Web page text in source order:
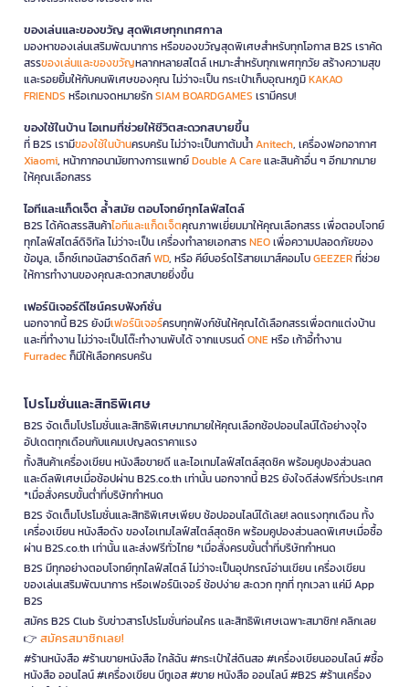
ของเล่นและของขวัญ สุดพิเศษทุกเทศกาล
มองหาของเล่นเสริมพัฒนาการ หรือของขวัญสุดพิเศษสำหรับทุกโอกาส B2S เราคัด
สรรของเล่นและของขวัญหลากหลายสไตล์ เหมาะสำหรับทุกเพศทุกวัย สร้างความสุข
และรอยยิ้มให้กับคนพิเศษของคุณ ไม่ว่าจะเป็น กระเป๋าเก็บอุณหภูมิKAKAO
FRIENDS หรือเกมจดหมายรักSIAM BOARDGAMES เรามีครบ!
ของใช้ในบ้าน ไอเทมที่ช่วยให้ชีวิตสะดวกสบายขึ้น
ที่ B2S เรามีของใช้ในบ้านครบครัน ไม่ว่าจะเป็นกาต้มน้ำAnitech, เครื่องฟอกอากาศ
Xiaomi, หน้ากากอนามัยทางการแพทย์Double A Careและสินค้าอื่น ๆ อีกมากมาย
ให้คุณเลือกสรร
ไอทีและแก็ดเจ็ต ล้ำสมัย ตอบโจทย์ทุกไลฟ์สไตล์
B2S ได้คัดสรรสินค้าไอทีและแก็ดเจ็ตคุณภาพเยี่ยมมาให้คุณเลือกสรร เพื่อตอบโจทย์
ทุกไลฟ์สไตล์ดิจิทัล ไม่ว่าจะเป็น เครื่องทำลายเอกสารNEOเพื่อความปลอดภัยของ
ข้อมูล, เอ็กซ์เทอนัลฮาร์ดดิสก์WD, หรือ คีย์บอร์ดไร้สายเมาส์คอมโบGEEZERที่ช่วย
ให้การทำงานของคุณสะดวกสบายยิ่งขึ้น
เฟอร์นิเจอร์ดีไซน์ครบฟังก์ชั่น
นอกจากนี้ B2S ยังมีเฟอร์นิเจอร์ครบทุกฟังก์ชันให้คุณได้เลือกสรรเพื่อตกแต่งบ้าน
และที่ทำงาน ไม่ว่าจะเป็นโต๊ะทำงานพับได้ จากแบรนด์ONEหรือ เก้าอี้ทำงาน
Furradecก็มีให้เลือกครบครัน
โปรโมชั่นและสิทธิพิเศษ
B2S จัดเต็มโปรโมชั่นและสิทธิพิเศษมากมายให้คุณเลือกช้อปออนไลน์ได้อย่างจุใจ
อัปเดตทุกเดือนกับแคมเปญลดราคาแรง
ทั้งสินค้าเครื่องเขียน หนังสือขายดี และไอเทมไลฟ์สไตล์สุดชิค พร้อมคูปองส่วนลด
และดีลพิเศษเมื่อช้อปผ่าน B2S.co.th เท่านั้น นอกจากนี้ B2S ยังใจดีส่งฟรีทั่วประเทศ
*เมื่อสั่งครบขั้นต่ำที่บริษัทกำหนด
B2S จัดเต็มโปรโมชั่นและสิทธิพิเศษเพียบ ช้อปออนไลน์ได้เลย! ลดแรงทุกเดือน ทั้ง
เครื่องเขียน หนังสือดัง ของไอเทมไลฟ์สไตล์สุดชิค พร้อมคูปองส่วนลดพิเศษเมื่อซื้อ
ผ่าน B2S.co.th เท่านั้น และส่งฟรีทั่วไทย *เมื่อสั่งครบขั้นต่ำที่บริษัทกำหนด
B2S มีทุกอย่างตอบโจทย์ทุกไลฟ์สไตล์ ไม่ว่าจะเป็นอุปกรณ์อ่านเขียน เครื่องเขียน
ของเล่นเสริมพัฒนาการ หรือเฟอร์นิเจอร์ ช้อปง่าย สะดวก ทุกที่ ทุกเวลา แค่มี App
B2S
สมัคร B2S Club รับข่าวสารโปรโมชั่นก่อนใคร และสิทธิพิเศษเฉพาะสมาชิก! คลิกเลย
👉 สมัครสมาชิกเลย!
#ร้านหนังสือ #ร้านขายหนังสือ ใกล้ฉัน #กระเป๋าใส่ดินสอ #เครื่องเขียนออนไลน์ #ซื้อ
หนังสือ ออนไลน์ #เครื่องเขียน บีทูเอส #ขาย หนังสือ ออนไลน์ #B2S #ร้านเครื่อง